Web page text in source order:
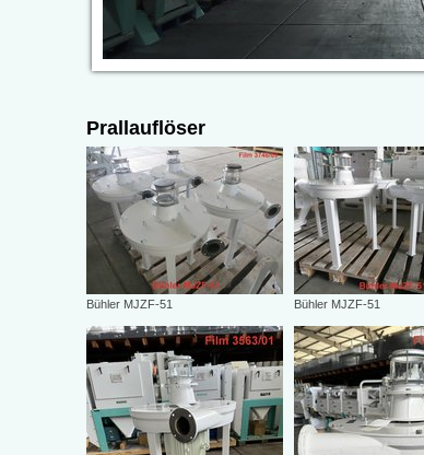
Prallauflöser
Bühler MJZF-51 Bühler MJZF-51